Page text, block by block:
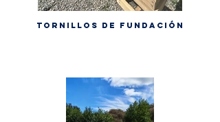
Tornillos de fundación